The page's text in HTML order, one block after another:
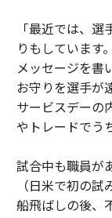
「最近では、
りもしています
メッセージを書
お守りを選手が
サービスデーの
やトレードでう
試合中も職員が
（日米で初の
船飛ばしの後、